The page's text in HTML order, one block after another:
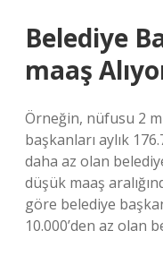
Belediye
maaş
Örneğin, nüfusu 2
başkanları aylık
daha az olan
düşük maaş
göre belediye
10.000’den az olan